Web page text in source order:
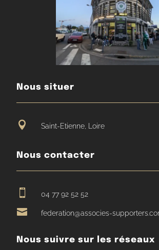
Nous situer
 Saint-Etienne, Loire
Nous contacter
 04 77 92 52 52
 federation@associes-
Nous suivre sur les réseaux